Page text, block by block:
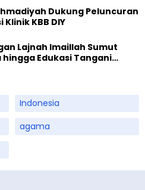
Dukung Peluncuran
KBB DIY
Lajnah Imaillah Sumut
Edukasi Tangani
Indonesia
agama